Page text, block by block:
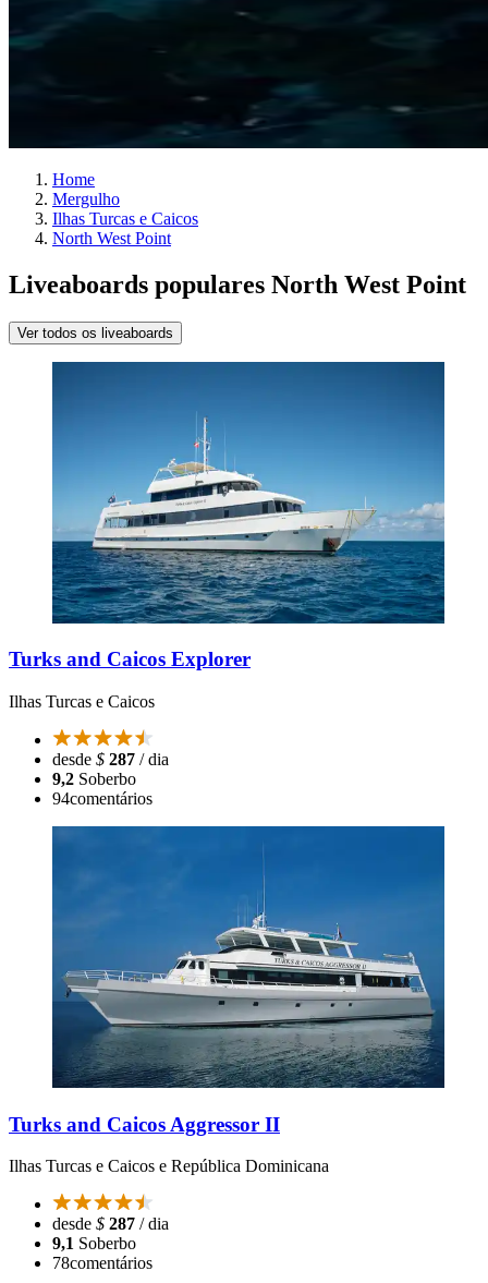
Home
Mergulho
Ilhas Turcas e Caicos
North West Point
Liveaboards populares North West Point
Ver todos os liveaboards
Turks and Caicos Explorer
Ilhas Turcas e Caicos
desde $ 287 / dia
9,2 Soberbo
94comentários
Turks and Caicos Aggressor II
Ilhas Turcas e Caicos e República Dominicana
desde $ 287 / dia
9,1 Soberbo
78comentários